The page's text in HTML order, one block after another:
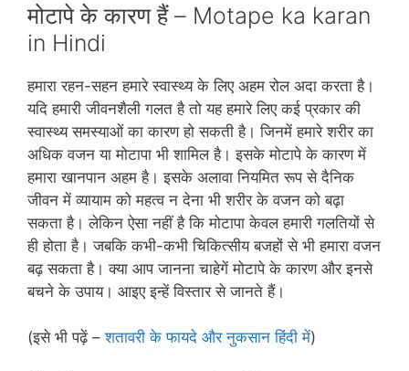
मोटापे के कारण हैं – Motape ka karan
in Hindi
हमारा रहन-सहन हमारे स्‍वास्‍थ्‍य के लिए अहम रोल अदा करता है।
यदि हमारी जीवनशैली गलत है तो यह हमारे लिए कई प्रकार की
स्‍वास्‍थ्‍य समस्‍याओं का कारण हो सकती है। जिनमें हमारे शरीर का
अधिक वजन या मोटापा भी शामिल है। इसके मोटापे के कारण में
हमारा खानपान अहम है। इसके अलावा नियमित रूप से दैनिक
जीवन में व्‍यायाम को महत्‍व न देना भी शरीर के वजन को बढ़ा
सकता है। लेकिन ऐसा नहीं है कि मोटापा केवल हमारी गलतियों से
ही होता है। जबकि कभी-कभी चिकित्‍सीय बजहों से भी हमारा वजन
बढ़ सकता है। क्‍या आप जानना चाहेगें मोटापे के कारण और इनसे
बचने के उपाय। आइए इन्‍हें विस्‍तार से जानते हैं।
(इसे भी पढ़ें –शतावरी के फायदे और नुकसान हिंदी में)